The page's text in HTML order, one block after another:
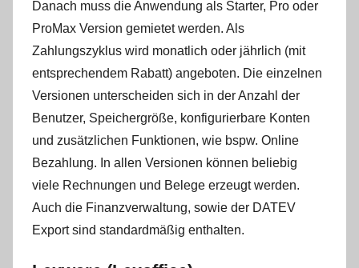
Danach muss die Anwendung als Starter, Pro oder
ProMax Version gemietet werden. Als
Zahlungszyklus wird monatlich oder jährlich (mit
entsprechendem Rabatt) angeboten. Die einzelnen
Versionen unterscheiden sich in der Anzahl der
Benutzer, Speichergröße, konfigurierbare Konten
und zusätzlichen Funktionen, wie bspw. Online
Bezahlung. In allen Versionen können beliebig
viele Rechnungen und Belege erzeugt werden.
Auch die Finanzverwaltung, sowie der DATEV
Export sind standardmäßig enthalten.